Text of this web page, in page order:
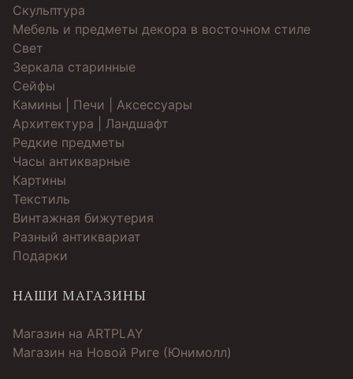
Скульптура
Мебель и предметы декора в восточном стиле
Свет
Зеркала старинные
Cейфы
Камины | Печи | Аксессуары
Архитектура | Ландшафт
Редкие предметы
Часы антикварные
Картины
Текстиль
Винтажная бижутерия
Разный антиквариат
Подарки
НАШИ МАГАЗИНЫ
Магазин на ARTPLAY
Магазин на Новой Риге (Юнимолл)